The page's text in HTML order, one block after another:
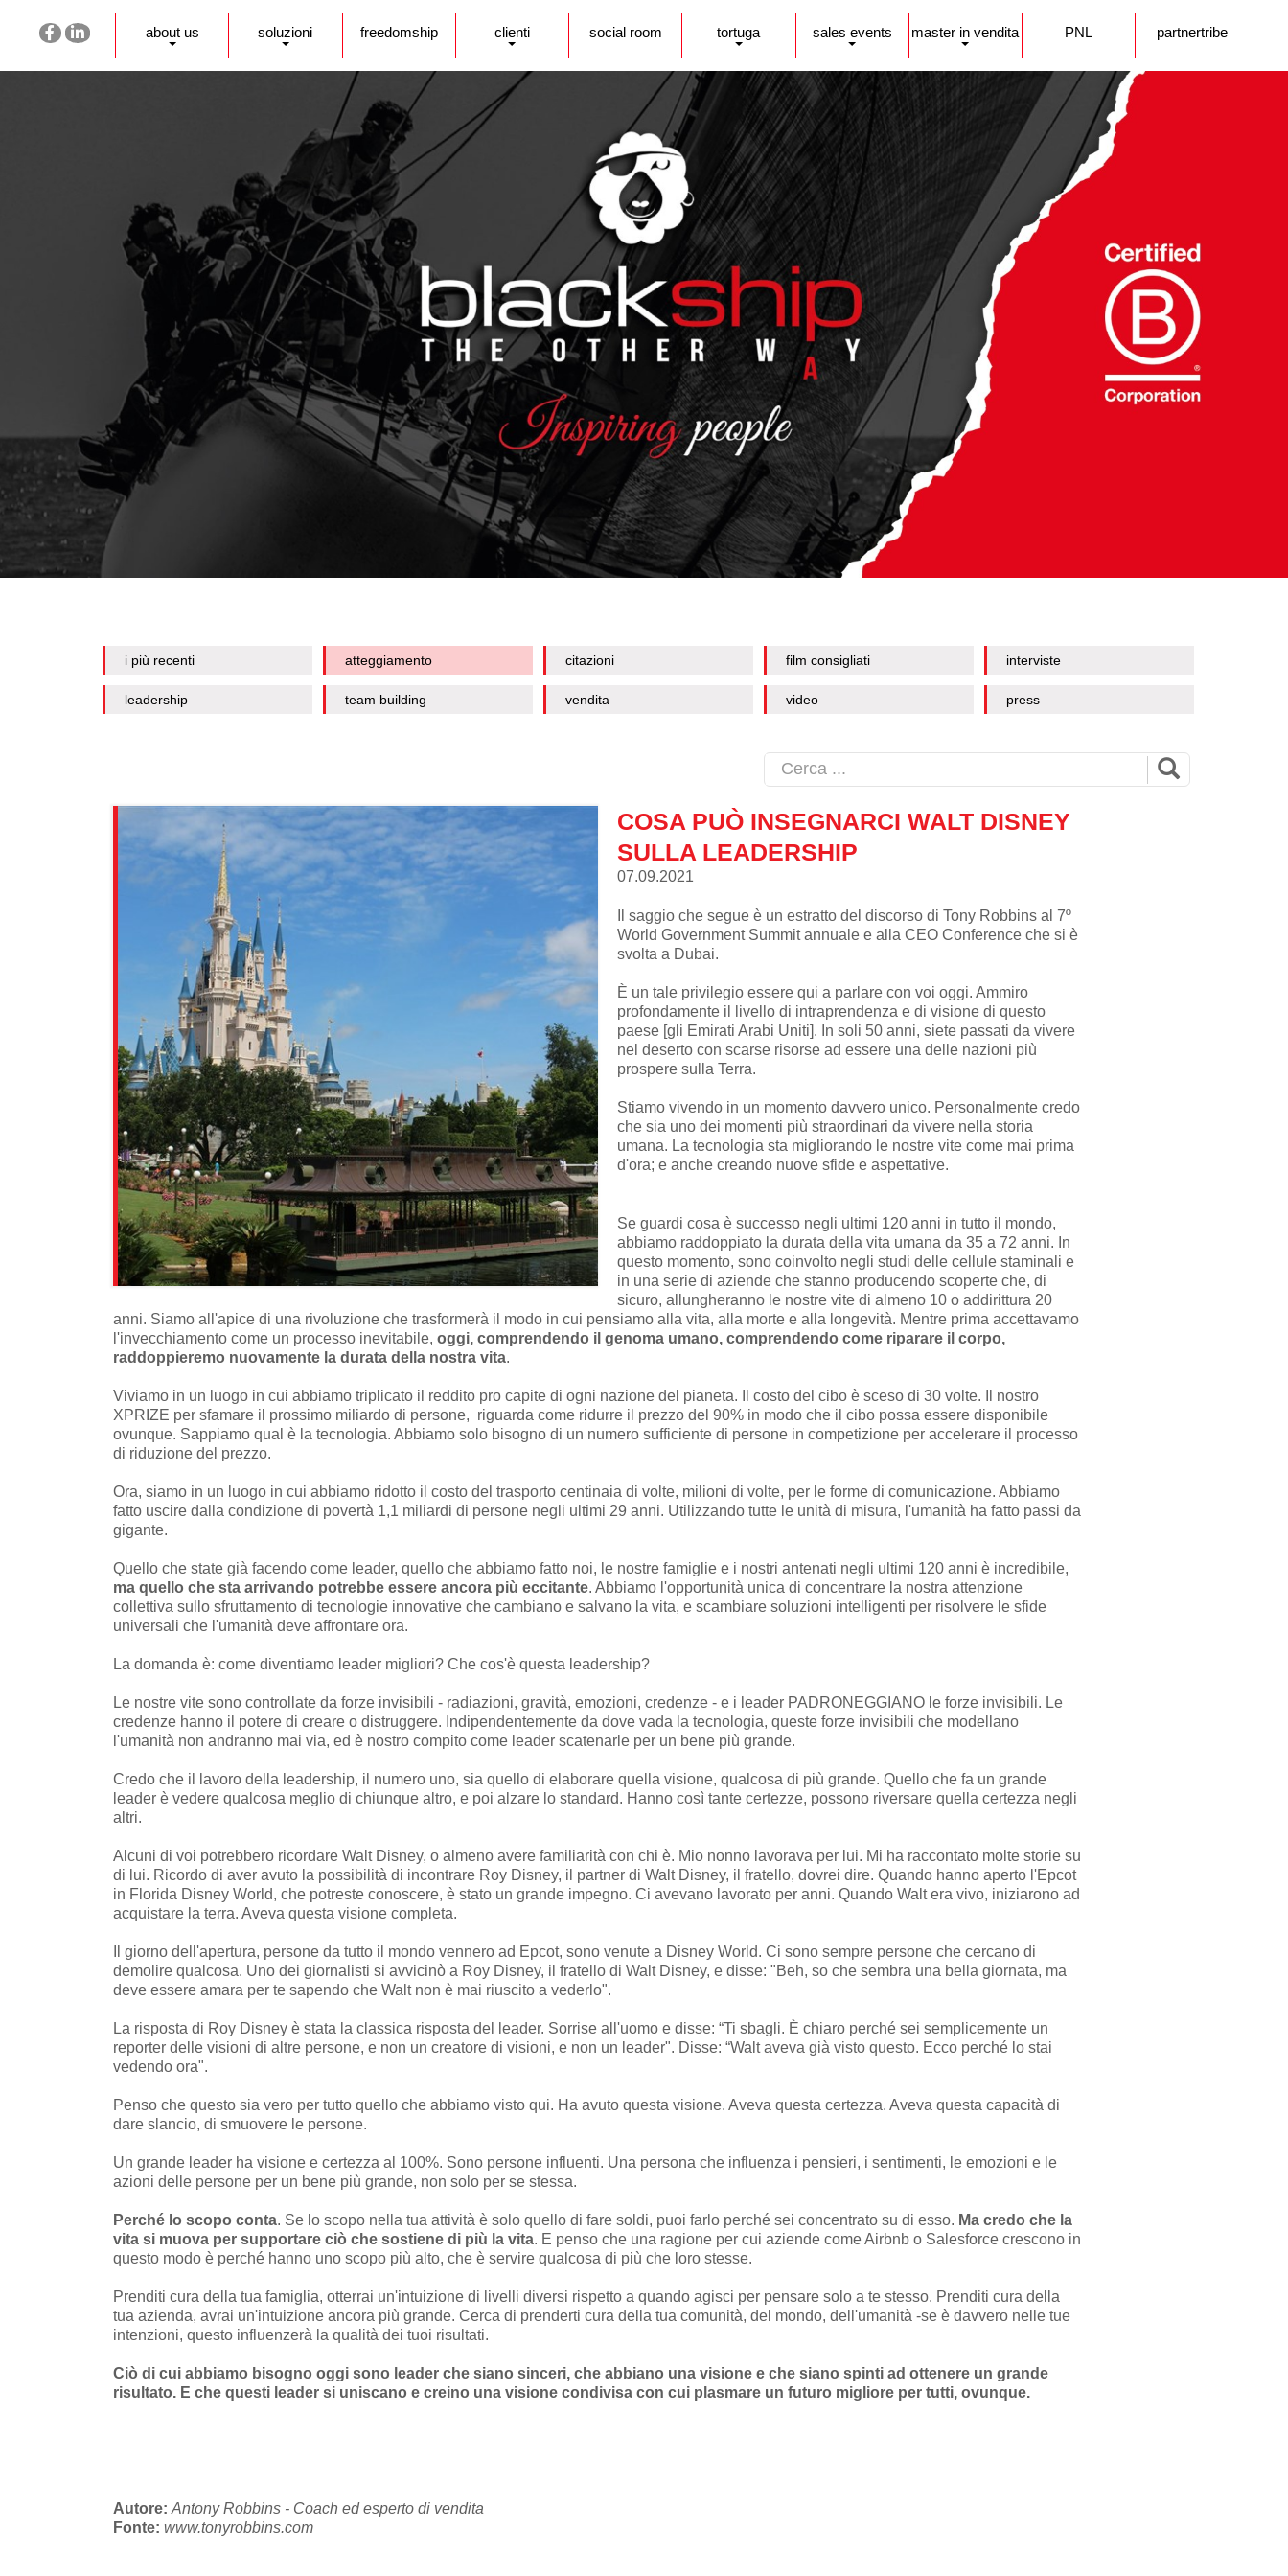
about us soluzioni freedomship clienti social room tortuga sales events master in vendita PNL partnertribe
i più recenti atteggiamento citazioni film consigliati interviste
leadership team building vendita video press
COSA PUÒ INSEGNARCI WALT DISNEY
SULLA LEADERSHIP
07.09.2021
Il saggio che segue è un estratto del discorso di Tony Robbins al 7º
World Government Summit annuale e alla CEO Conference che si è
svolta a Dubai.
È un tale privilegio essere qui a parlare con voi oggi. Ammiro
profondamente il livello di intraprendenza e di visione di questo
paese [gli Emirati Arabi Uniti]. In soli 50 anni, siete passati da vivere
nel deserto con scarse risorse ad essere una delle nazioni più
prospere sulla Terra.
Stiamo vivendo in un momento davvero unico. Personalmente credo
che sia uno dei momenti più straordinari da vivere nella storia
umana. La tecnologia sta migliorando le nostre vite come mai prima
d'ora; e anche creando nuove sfide e aspettative.
Se guardi cosa è successo negli ultimi 120 anni in tutto il mondo,
abbiamo raddoppiato la durata della vita umana da 35 a 72 anni. In
questo momento, sono coinvolto negli studi delle cellule staminali e
in una serie di aziende che stanno producendo scoperte che, di
sicuro, allungheranno le nostre vite di almeno 10 o addirittura 20
anni. Siamo all'apice di una rivoluzione che trasformerà il modo in cui pensiamo alla vita, alla morte e alla longevità. Mentre prima accettavamo
l'invecchiamento come un processo inevitabile, oggi, comprendendo il genoma umano, comprendendo come riparare il corpo,
raddoppieremo nuovamente la durata della nostra vita.
Viviamo in un luogo in cui abbiamo triplicato il reddito pro capite di ogni nazione del pianeta. Il costo del cibo è sceso di 30 volte. Il nostro
XPRIZE per sfamare il prossimo miliardo di persone, riguarda come ridurre il prezzo del 90% in modo che il cibo possa essere disponibile
ovunque. Sappiamo qual è la tecnologia. Abbiamo solo bisogno di un numero sufficiente di persone in competizione per accelerare il processo
di riduzione del prezzo.
Ora, siamo in un luogo in cui abbiamo ridotto il costo del trasporto centinaia di volte, milioni di volte, per le forme di comunicazione. Abbiamo
fatto uscire dalla condizione di povertà 1,1 miliardi di persone negli ultimi 29 anni. Utilizzando tutte le unità di misura, l'umanità ha fatto passi da
gigante.
Quello che state già facendo come leader, quello che abbiamo fatto noi, le nostre famiglie e i nostri antenati negli ultimi 120 anni è incredibile,
ma quello che sta arrivando potrebbe essere ancora più eccitante. Abbiamo l'opportunità unica di concentrare la nostra attenzione
collettiva sullo sfruttamento di tecnologie innovative che cambiano e salvano la vita, e scambiare soluzioni intelligenti per risolvere le sfide
universali che l'umanità deve affrontare ora.
La domanda è: come diventiamo leader migliori? Che cos'è questa leadership?
Le nostre vite sono controllate da forze invisibili - radiazioni, gravità, emozioni, credenze - e i leader PADRONEGGIANO le forze invisibili. Le
credenze hanno il potere di creare o distruggere. Indipendentemente da dove vada la tecnologia, queste forze invisibili che modellano
l'umanità non andranno mai via, ed è nostro compito come leader scatenarle per un bene più grande.
Credo che il lavoro della leadership, il numero uno, sia quello di elaborare quella visione, qualcosa di più grande. Quello che fa un grande
leader è vedere qualcosa meglio di chiunque altro, e poi alzare lo standard. Hanno così tante certezze, possono riversare quella certezza negli
altri.
Alcuni di voi potrebbero ricordare Walt Disney, o almeno avere familiarità con chi è. Mio nonno lavorava per lui. Mi ha raccontato molte storie su
di lui. Ricordo di aver avuto la possibilità di incontrare Roy Disney, il partner di Walt Disney, il fratello, dovrei dire. Quando hanno aperto l'Epcot
in Florida Disney World, che potreste conoscere, è stato un grande impegno. Ci avevano lavorato per anni. Quando Walt era vivo, iniziarono ad
acquistare la terra. Aveva questa visione completa.
Il giorno dell'apertura, persone da tutto il mondo vennero ad Epcot, sono venute a Disney World. Ci sono sempre persone che cercano di
demolire qualcosa. Uno dei giornalisti si avvicinò a Roy Disney, il fratello di Walt Disney, e disse: "Beh, so che sembra una bella giornata, ma
deve essere amara per te sapendo che Walt non è mai riuscito a vederlo".
La risposta di Roy Disney è stata la classica risposta del leader. Sorrise all'uomo e disse: “Ti sbagli. È chiaro perché sei semplicemente un
reporter delle visioni di altre persone, e non un creatore di visioni, e non un leader". Disse: “Walt aveva già visto questo. Ecco perché lo stai
vedendo ora".
Penso che questo sia vero per tutto quello che abbiamo visto qui. Ha avuto questa visione. Aveva questa certezza. Aveva questa capacità di
dare slancio, di smuovere le persone.
Un grande leader ha visione e certezza al 100%. Sono persone influenti. Una persona che influenza i pensieri, i sentimenti, le emozioni e le
azioni delle persone per un bene più grande, non solo per se stessa.
Perché lo scopo conta. Se lo scopo nella tua attività è solo quello di fare soldi, puoi farlo perché sei concentrato su di esso. Ma credo che la
vita si muova per supportare ciò che sostiene di più la vita. E penso che una ragione per cui aziende come Airbnb o Salesforce crescono in
questo modo è perché hanno uno scopo più alto, che è servire qualcosa di più che loro stesse.
Prenditi cura della tua famiglia, otterrai un'intuizione di livelli diversi rispetto a quando agisci per pensare solo a te stesso. Prenditi cura della
tua azienda, avrai un'intuizione ancora più grande. Cerca di prenderti cura della tua comunità, del mondo, dell'umanità -se è davvero nelle tue
intenzioni, questo influenzerà la qualità dei tuoi risultati.
Ciò di cui abbiamo bisogno oggi sono leader che siano sinceri, che abbiano una visione e che siano spinti ad ottenere un grande
risultato. E che questi leader si uniscano e creino una visione condivisa con cui plasmare un futuro migliore per tutti, ovunque.
Autore: Antony Robbins - Coach ed esperto di vendita
Fonte: www.tonyrobbins.com